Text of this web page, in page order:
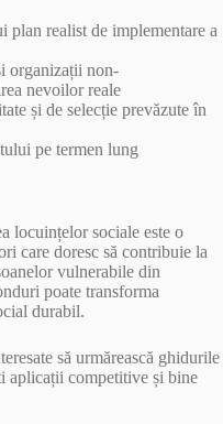
plan realist de implementare a
organizații non-
nevoilor reale
și de selecție prevăzute în
pe termen lung
locuințelor sociale este o
care doresc să contribuie la
vulnerabile din
poate transforma
durabil.
să urmărească ghidurile
aplicații competitive și bine